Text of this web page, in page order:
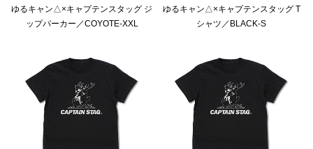
ゆるキャン△×キャプテンスタッグ ジ
ップパーカー／COYOTE-XXL
ゆるキャン△×キャプテンスタッグ T
シャツ／BLACK-S